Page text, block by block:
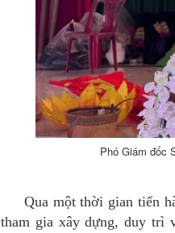
Phó Giám đốc
Qua một thời gian tiến
tham gia xây dựng, duy trì